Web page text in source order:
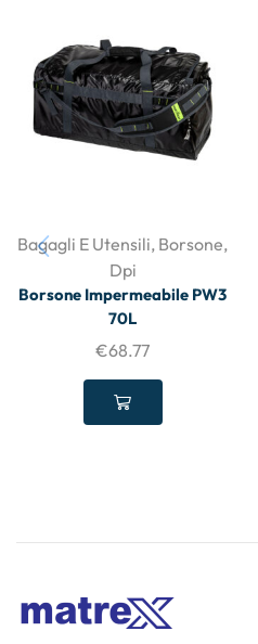
Bagagli E Utensili, Borsone,
Dpi
Borsone Impermeabile PW3
70L
€68.77